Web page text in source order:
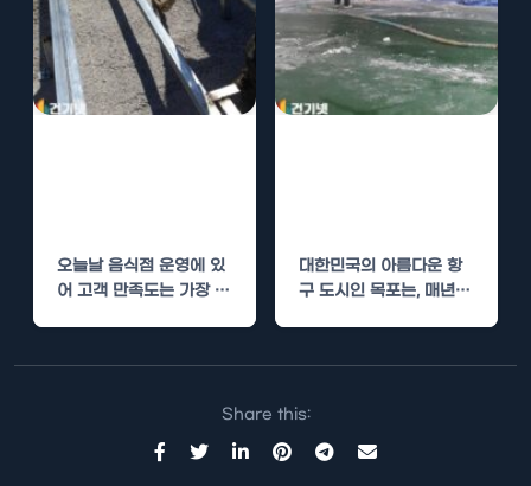
오늘날 음식점 운영에 있
어 고객 만족도는 가장 중
대한민국의 아름다운 항
구 도시인 목포는, 매년
에는 자연경관은…
Share this: